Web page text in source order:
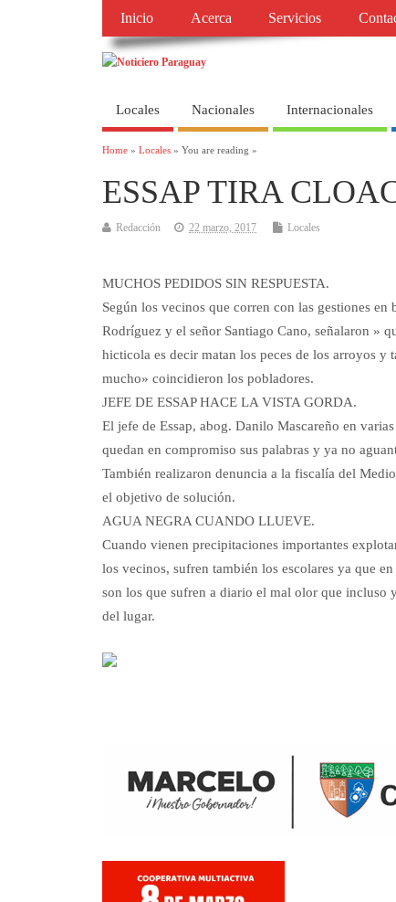
Inicio Acerca Servicios
Locales Nacionales Internacionales
Home » Locales » You are reading »
ESSAP TIRA
Redacción 22 marzo, 2017 Locales
MUCHOS PEDIDOS SIN RESPUESTA.
Según los vecinos que corren con las gestiones
Rodríguez y el señor Santiago Cano, señalaron »
hicticola es decir matan los peces de los arroyos y
mucho» coincidieron los pobladores.
JEFE DE ESSAP HACE LA VISTA GORDA.
El jefe de Essap, abog. Danilo Mascareño en
quedan en compromiso sus palabras y ya no
También realizaron denuncia a la fiscalía del
el objetivo de solución.
AGUA NEGRA CUANDO LLUEVE.
Cuando vienen precipitaciones importantes
los vecinos, sufren también los escolares ya que
son los que sufren a diario el mal olor que incluso
del lugar.